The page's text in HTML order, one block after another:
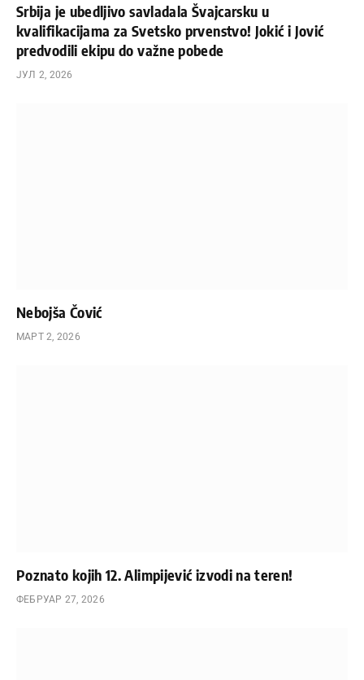
Srbija je ubedljivo savladala Švajcarsku u
kvalifikacijama za Svetsko prvenstvo! Jokić i Jović
predvodili ekipu do važne pobede
ЈУЛ 2, 2026
Nebojša Čović
МАРТ 2, 2026
Poznato kojih 12. Alimpijević izvodi na teren!
ФЕБРУАР 27, 2026